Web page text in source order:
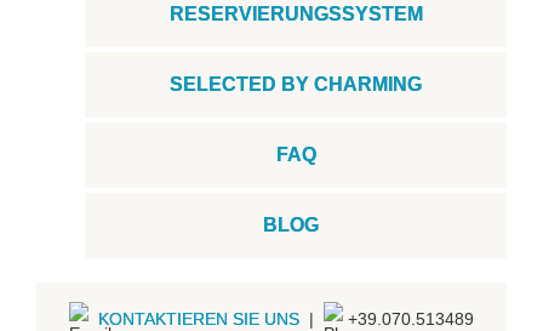
RESERVIERUNGSSYSTEM
SELECTED BY CHARMING
FAQ
BLOG
KONTAKTIEREN SIE UNS | +39.070.513489